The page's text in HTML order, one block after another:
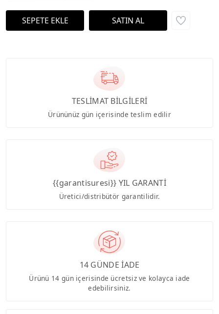
TESLİMAT BİLGİLERİ
Ürününüz gün içerisinde teslim edilir
{{garantisuresi}} YIL GARANTİ
Üretici/distribütör garantilidir.
14 GÜNDE İADE
Ürünü 14 gün içerisinde ücretsiz ve kolayca iade
edebilirsiniz.